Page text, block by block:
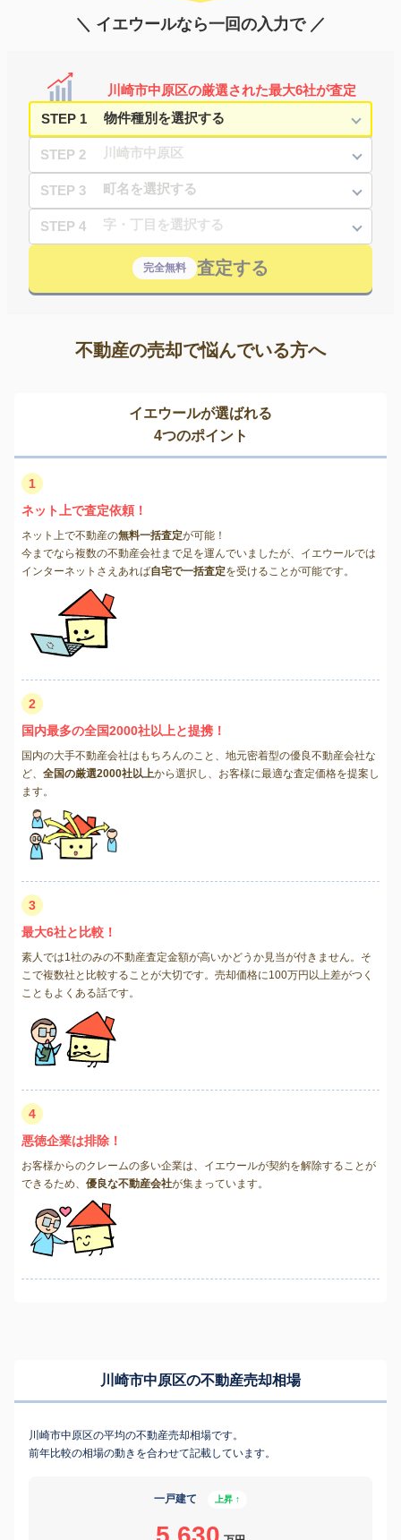
＼ イエウールなら一回の入力で ／
川崎市中原区の厳選された最大6社が査定
STEP 1
STEP 2
STEP 3
STEP 4
完全無料 査定する
不動産の売却で悩んでいる方へ
イエウールが選ばれる
4つのポイント
1
ネット上で査定依頼！
ネット上で不動産の無料一括査定が可能！
今までなら複数の不動産会社まで足を運んでいましたが、イエウールでは
インターネットさえあれば自宅で一括査定を受けることが可能です。
2
国内最多の全国2000社以上と提携！
国内の大手不動産会社はもちろんのこと、地元密着型の優良不動産会社な
ど、 全国の厳選2000社以上から選択し、お客様に最適な査定価格を提案し
ます。
3
最大6社と比較！
素人では1社のみの不動産査定金額が高いかどうか見当が付きません。そ
こで複数社と比較することが大切です。売却価格に100万円以上差がつく
こともよくある話です。
4
悪徳企業は排除！
お客様からのクレームの多い企業は、イエウールが契約を解除することが
できるため、 優良な不動産会社が集まっています。
川崎市中原区の不動産売却相場
川崎市中原区の平均の不動産売却相場です。
前年比較の相場の動きを合わせて記載しています。
一戸建て 上昇 ↑